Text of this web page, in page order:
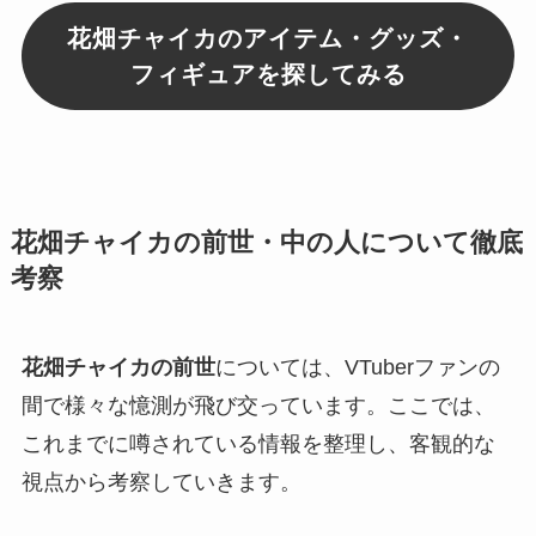
花畑チャイカのアイテム・グッズ・
フィギュアを探してみる
花畑チャイカの前世・中の人について徹底
考察
花畑チャイカの前世については、VTuberファンの
間で様々な憶測が飛び交っています。ここでは、
これまでに噂されている情報を整理し、客観的な
視点から考察していきます。